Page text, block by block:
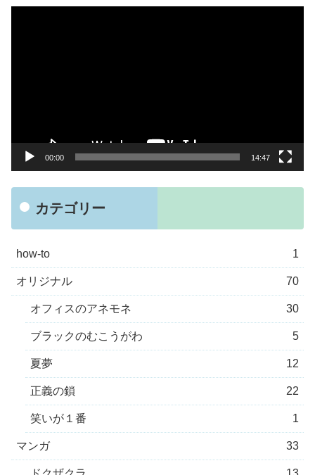
00:00 14:47
カテゴリー
how-to 1
オリジナル 70
オフィスのアネモネ 30
ブラックのむこうがわ 5
夏夢 12
正義の鎖 22
笑いが１番 1
マンガ 33